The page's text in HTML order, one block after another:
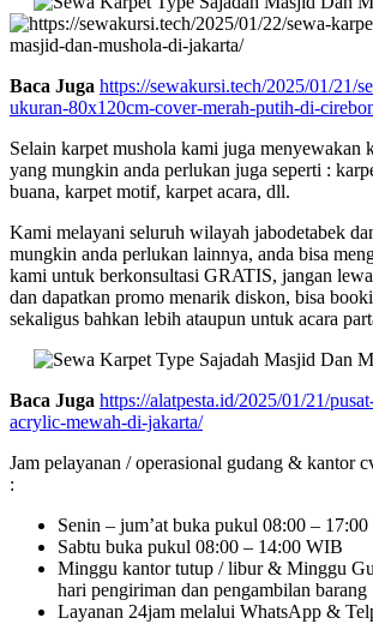
Baca Juga https://sewakursi.tech/2025/01/21/
ukuran-80x120cm-cover-merah-putih-di-
Selain karpet mushola kami juga menyewakan
yang mungkin anda perlukan juga seperti :
buana, karpet motif, karpet acara, dll.
Kami melayani seluruh wilayah jabodetabek
mungkin anda perlukan lainnya, anda bisa
kami untuk berkonsultasi GRATIS, jangan
dan dapatkan promo menarik diskon, bisa
sekaligus bahkan lebih ataupun untuk acara
Baca Juga https://alatpesta.id/2025/01/21/
acrylic-mewah-di-jakarta/
Jam pelayanan / operasional gudang & kantor
:
Senin – jum’at buka pukul 08:00 –
Sabtu buka pukul 08:00 – 14:00 WIB
Minggu kantor tutup / libur & Minggu
hari pengiriman dan pengambilan barang
Layanan 24jam melalui WhatsApp &